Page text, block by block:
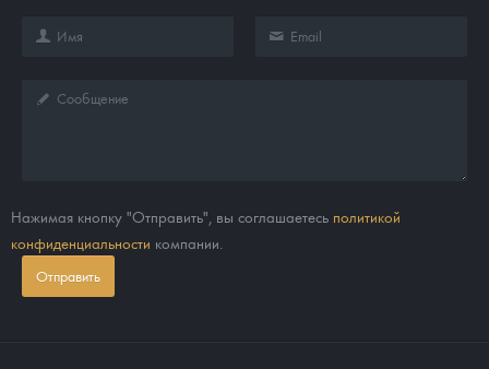
Нажимая кнопку "Отправить", вы соглашаетесь политикой
конфиденциальности компании.
Отправить